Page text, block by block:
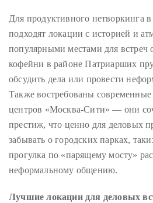
Для продуктивного нетворкинга
подходят локации с историей и
популярными местами для встреч
кофейни в районе Патриарших
обсудить дела или провести
Также востребованы
центров «Москва-Сити» — они
престиж, что ценно для деловых
забывать о городских парках,
прогулка по «парящему мосту»
неформальному общению.
Лучшие локации для деловых